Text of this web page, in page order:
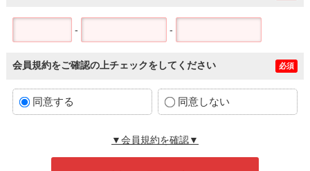
- -
会員規約をご確認の上チェックをしてください 必須
同意する 同意しない
▼会員規約を確認▼